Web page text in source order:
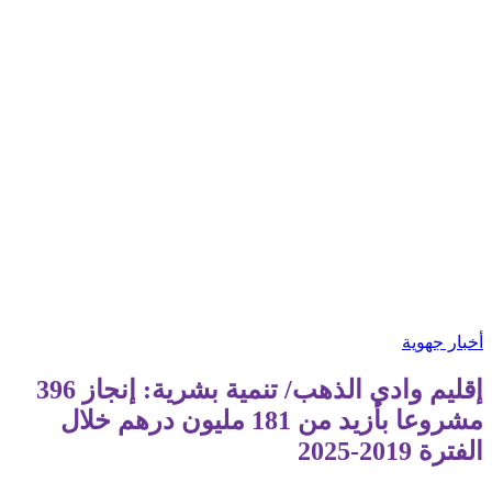
أخبار جهوية
إقليم وادي الذهب/ تنمية بشرية: إنجاز 396
مشروعا بأزيد من 181 مليون درهم خلال
الفترة 2019-2025